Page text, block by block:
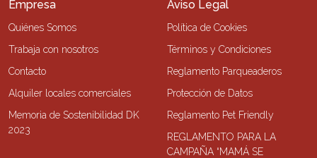
Empresa
Quiénes Somos
Trabaja con nosotros
Contacto
Alquiler locales comerciales
Memoria de Sostenibilidad DK
2023
Aviso Legal
Política de Cookies
Términos y Condiciones
Reglamento Parqueaderos
Protección de Datos
Reglamento Pet Friendly
REGLAMENTO PARA LA
CAMPAÑA “MAMÁ SE